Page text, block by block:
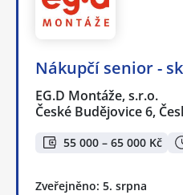
Nákupčí senior -
EG.D Montáže, s.r.o.
České Budějovice 6,
55 000 – 65 000 Kč
Zveřejněno: 5. srpna